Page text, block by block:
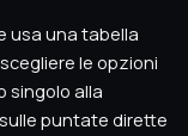
usa una tabella
le opzioni
singolo alla
puntate dirette